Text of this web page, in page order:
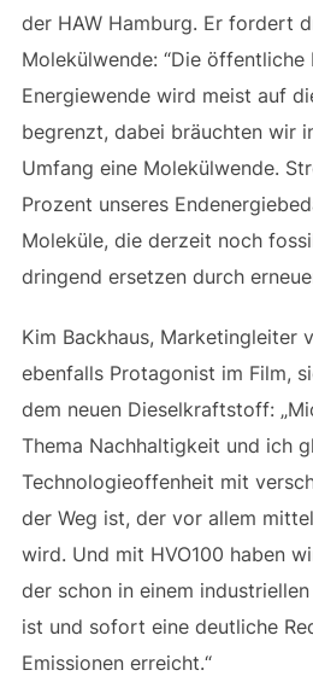
der HAW Hamburg. Er fordert
Molekülwende: “Die
Energiewende wird meist auf
begrenzt, dabei bräuchten wir
Umfang eine Molekülwende.
Prozent unseres
Moleküle, die derzeit noch
dringend ersetzen durch
Kim Backhaus, Marketingleiter
ebenfalls Protagonist im Film,
dem neuen Dieselkraftstoff:
Thema Nachhaltigkeit und ich
Technologieoffenheit mit
der Weg ist, der vor allem
wird. Und mit HVO100 haben
der schon in einem
ist und sofort eine deutliche
Emissionen erreicht.“